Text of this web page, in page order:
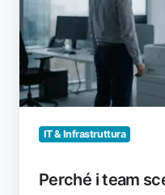
ezeep:
Driverless
e
Serverless
spiegati
IT & Infrastruttura
Perché i team